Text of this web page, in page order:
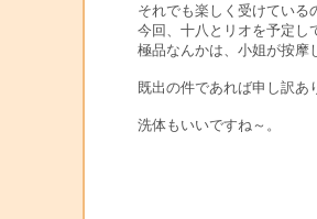
それでも楽しく受けている
今回、十八とリオを予定し
極品なんかは、小姐が按摩
既出の件であれば申し訳あ
洗体もいいですね～。